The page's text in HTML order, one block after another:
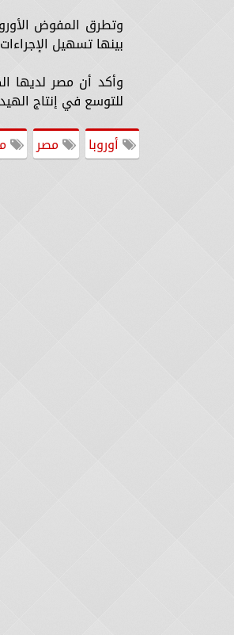
وتطرق المفوض
بينها تسهيل
وأكد أن مصر لديها
للتوسع في إنتاج
أوروبا
مصر